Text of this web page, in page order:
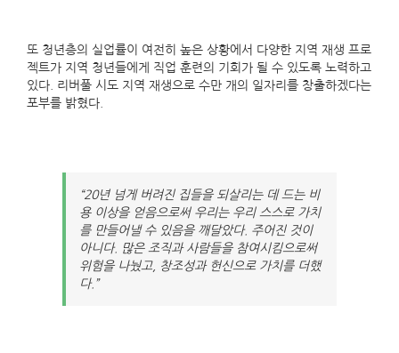
또 청년층의 실업률이 여전히 높은 상황에서 다양한 지역 재생 프로
젝트가 지역 청년들에게 직업 훈련의 기회가 될 수 있도록 노력하고
있다. 리버풀 시도 지역 재생으로 수만 개의 일자리를 창출하겠다는
포부를 밝혔다.
“20년 넘게 버려진 집들을 되살리는 데 드는 비
용 이상을 얻음으로써 우리는 우리 스스로 가치
를 만들어낼 수 있음을 깨달았다. 주어진 것이
아니다. 많은 조직과 사람들을 참여시킴으로써
위험을 나눴고, 창조성과 헌신으로 가치를 더했
다.”